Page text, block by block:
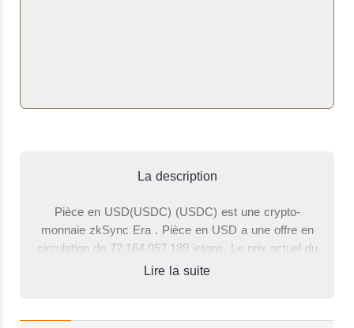
La description
Pièce en USD(USDC) (USDC) est une crypto-
monnaie zkSync Era . Pièce en USD a une offre en
circulation de 72,164,057,189 jetons. Le prix actuel du
Pièce en USD est de 0.99994 $, ce qui est en
heures où un côté du commerce a été le Pièce en
Lire la suite